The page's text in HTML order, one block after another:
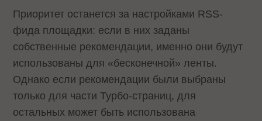
Приоритет останется за настройками RSS-
фида площадки: если в них заданы
собственные рекомендации, именно они будут
использованы для «бесконечной» ленты.
Однако если рекомендации были выбраны
только для части Турбо-страниц, для
остальных может быть использована